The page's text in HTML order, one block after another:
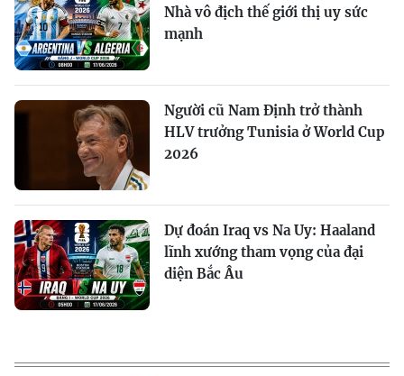
Nhà vô địch thế giới thị uy sức
mạnh
Người cũ Nam Định trở thành
HLV trưởng Tunisia ở World Cup
2026
Dự đoán Iraq vs Na Uy: Haaland
lĩnh xướng tham vọng của đại
diện Bắc Âu